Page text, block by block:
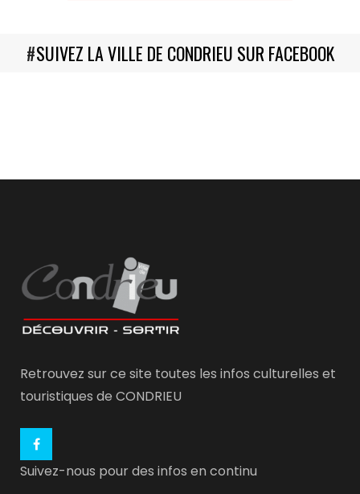
#SUIVEZ LA VILLE DE CONDRIEU SUR FACEBOOK
Retrouvez sur ce site toutes les infos culturelles et
touristiques de CONDRIEU
Suivez-nous pour des infos en continu